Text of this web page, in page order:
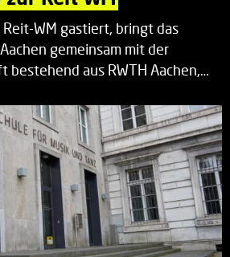
Reit-WM gastiert, bringt das
gemeinsam mit der
bestehend aus RWTH Aachen,…